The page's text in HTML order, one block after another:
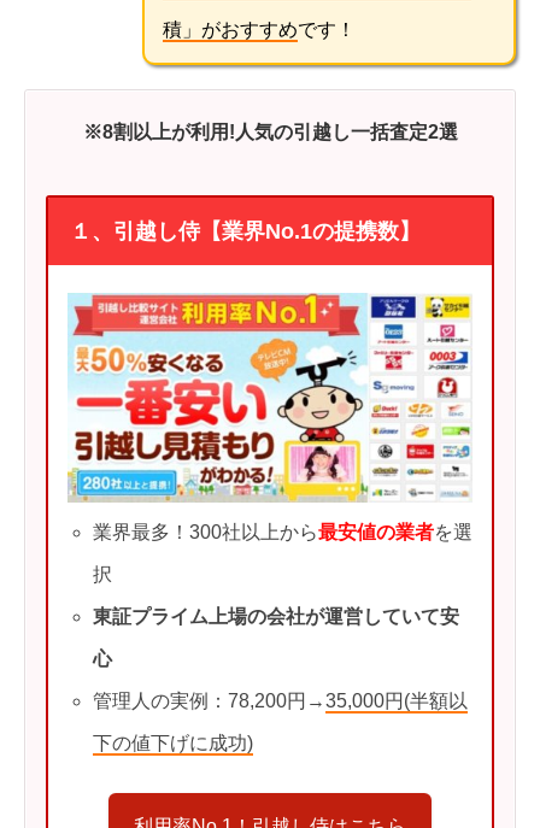
積」がおすすめです！
※8割以上が利用!人気の引越し一括査定2選
１、引越し侍【業界No.1の提携数】
業界最多！300社以上から最安値の業者を選
択
東証プライム上場の会社が運営していて安
心
管理人の実例：78,200円→35,000円(半額以
下の値下げに成功)